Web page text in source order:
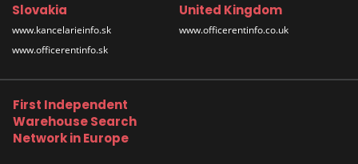
Slovakia
www.kancelarieinfo.sk
www.officerentinfo.sk
United Kingdom
www.officerentinfo.co.uk
First Independent
Warehouse Search
Network in Europe